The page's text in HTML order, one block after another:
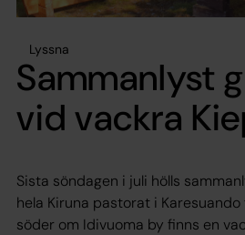
Lyssna
Sammanlyst
vid vackra
Sista söndagen i juli hölls
hela Kiruna pastorat i Karesuando
söder om Idivuoma by finns en